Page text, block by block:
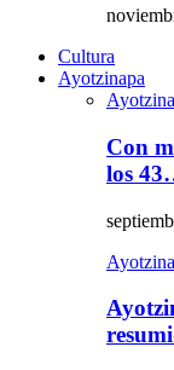
Cultura
Ayotzinapa
Con
los